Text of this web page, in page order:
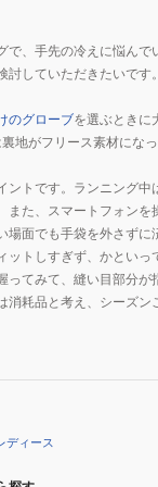
で、手先の冷えに悩ん
討していただきたいで
のグローブを選ぶときに
地がフリース素材にな
ントです。ランニング
また、スマートフォン
場面でも手袋を外さずに
ットしすぎず、かとい
ってみて、縫い目部分が
消耗品と考え、シーズ
ディース